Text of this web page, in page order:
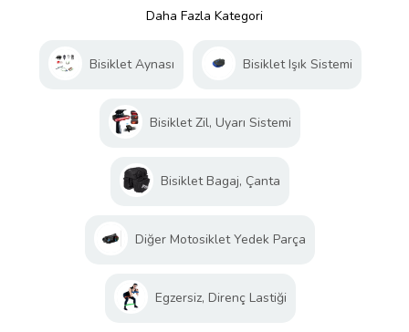
Daha Fazla Kategori
Bisiklet Aynası Bisiklet Işık Sistemi
Bisiklet Zil, Uyarı Sistemi
Bisiklet Bagaj, Çanta
Diğer Motosiklet Yedek Parça
Egzersiz, Direnç Lastiği